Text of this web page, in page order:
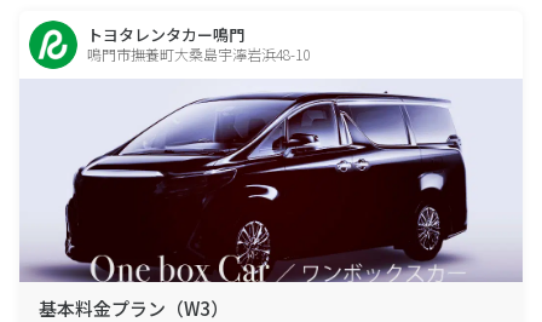
トヨタレンタカー鳴門
鳴門市撫養町大桑島宇濘岩浜48-10
基本料金プラン（W3）